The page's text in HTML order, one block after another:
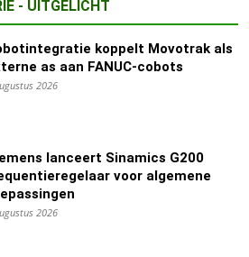
- UITGELICHT
koppelt Movotrak als
as aan FANUC-cobots
2026
lanceert Sinamics G200
voor algemene
2026